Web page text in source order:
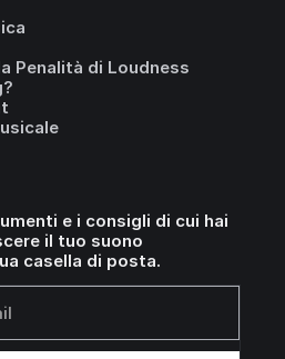
Penalità di Loudness
e i consigli di cui hai
il tuo suono
casella di posta.